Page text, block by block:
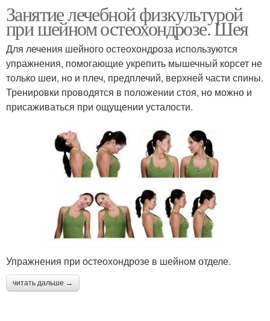
Занятие лечебной физкультурой
при шейном остеохондрозе. Шея
Для лечения шейного остеохондроза используются
упражнения, помогающие укрепить мышечный корсет не
только шеи, но и плеч, предплечий, верхней части спины.
Тренировки проводятся в положении стоя, но можно и
присаживаться при ощущении усталости.
Упражнения при остеохондрозе в шейном отделе.
читать дальше →